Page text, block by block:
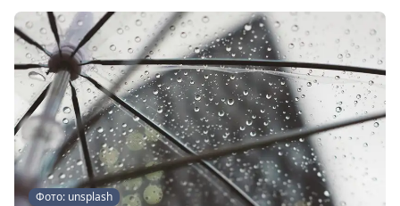
Фото: unsplash